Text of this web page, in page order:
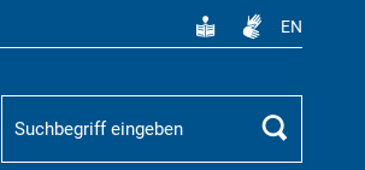
EN
Suchbegriff
Suchen